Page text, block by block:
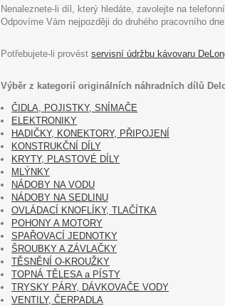
Nenaleznete-li díl, který hledáte, zavolejte na
Odpovíme Vám nejpozději do druhého pracovního
Potřebujete-li provést servisní údržbu kávovaru
Výběr z kategorií originálních náhradních dílů
ČIDLA, POJISTKY, SNÍMAČE
ELEKTRONIKY
HADIČKY, KONEKTORY, PŘIPOJENÍ
KONSTRUKČNÍ DÍLY
KRYTY, PLASTOVÉ DÍLY
MLÝNKY
NÁDOBY NA VODU
NÁDOBY NA SEDLINU
OVLÁDACÍ KNOFLÍKY, TLAČÍTKA
POHONY A MOTORY
SPAŘOVACÍ JEDNOTKY
ŠROUBKY A ZÁVLAČKY
TĚSNĚNÍ O-KROUŽKY
TOPNÁ TĚLESA a PÍSTY
TRYSKY PÁRY, DÁVKOVAČE VODY
VENTILY, ČERPADLA